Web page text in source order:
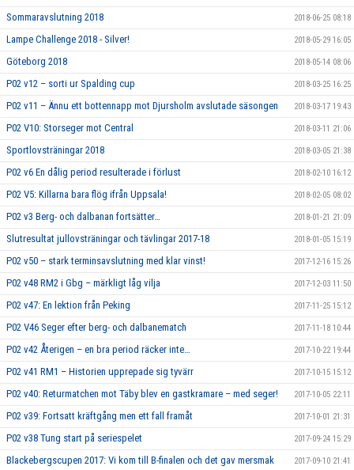
Sommaravslutning 2018 2018-06-25 08:18
Lampe Challenge 2018 - Silver! 2018-05-29 16:05
Göteborg 2018 2018-05-14 08:06
P02 v12 – sorti ur Spalding cup 2018-03-25 16:25
P02 v11 – Ännu ett bottennapp mot Djursholm avslutade säsongen 2018-03-17 19:43
P02 V10: Storseger mot Central 2018-03-11 21:06
Sportlovsträningar 2018 2018-03-05 21:38
P02 v6 En dålig period resulterade i förlust 2018-02-10 16:12
P02 V5: Killarna bara flög ifrån Uppsala! 2018-02-05 08:02
P02 v3 Berg- och dalbanan fortsätter… 2018-01-21 21:09
Slutresultat jullovsträningar och tävlingar 2017-18 2018-01-05 15:19
P02 v50 – stark terminsavslutning med klar vinst! 2017-12-16 15:26
P02 v48 RM2 i Gbg – märkligt låg vilja 2017-12-03 11:50
P02 v47: En lektion från Peking 2017-11-25 15:12
P02 V46 Seger efter berg- och dalbanematch 2017-11-18 10:44
P02 v42 Återigen – en bra period räcker inte… 2017-10-22 19:44
P02 v41 RM1 – Historien upprepade sig tyvärr 2017-10-15 15:12
P02 v40: Returmatchen mot Täby blev en gastkramare – med seger! 2017-10-05 22:11
P02 v39: Fortsatt kräftgång men ett fall framåt 2017-10-01 21:31
P02 v38 Tung start på seriespelet 2017-09-24 15:29
Blackebergscupen 2017: Vi kom till B-finalen och det gav mersmak 2017-09-10 21:41